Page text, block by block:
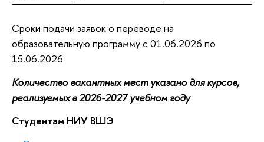
Сроки подачи заявок о переводе на
образовательную программу с 01.06.2026 по
15.06.2026
Количество вакантных мест указано для курсов,
реализуемых в 2026-2027 учебном году
Студентам НИУ ВШЭ